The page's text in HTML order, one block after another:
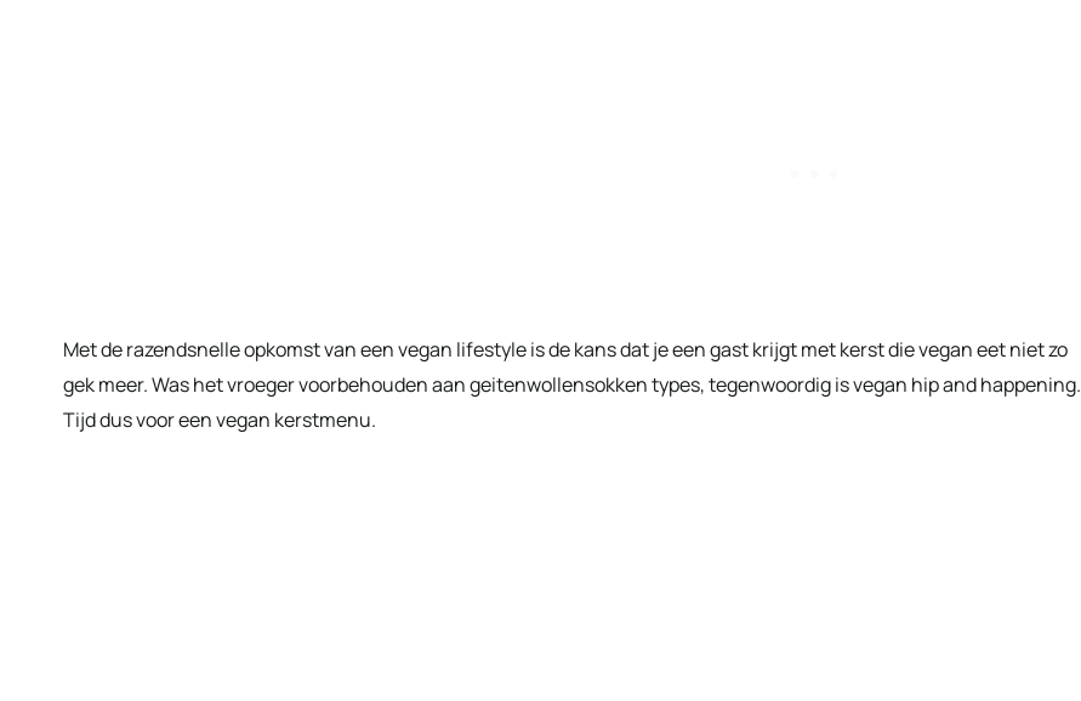
Met de razendsnelle opkomst van een vegan lifestyle is de kans dat je een gast krijgt met kerst die vegan eet niet zo
gek meer. Was het vroeger voorbehouden aan geitenwollensokken types, tegenwoordig is vegan hip and happening.
Tijd dus voor een vegan kerstmenu.